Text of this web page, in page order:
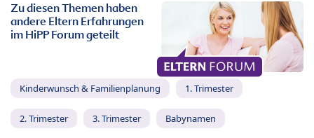
Zu diesen Themen haben
andere Eltern Erfahrungen
im HiPP Forum geteilt
Kinderwunsch & Familienplanung 1. Trimester
2. Trimester 3. Trimester Babynamen